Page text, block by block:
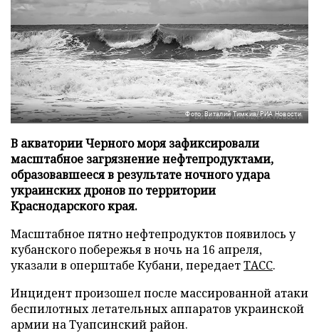
Фото: Виталий Тимкив/РИА Новости
В акватории Черного моря зафиксировали
масштабное загрязнение нефтепродуктами,
образовавшееся в результате ночного удара
украинских дронов по территории
Краснодарского края.
Масштабное пятно нефтепродуктов появилось у
кубанского побережья в ночь на 16 апреля,
указали в оперштабе Кубани, передаетТАСС.
Инцидент произошел после массированной атаки
беспилотных летательных аппаратов украинской
армии на Туапсинский район.